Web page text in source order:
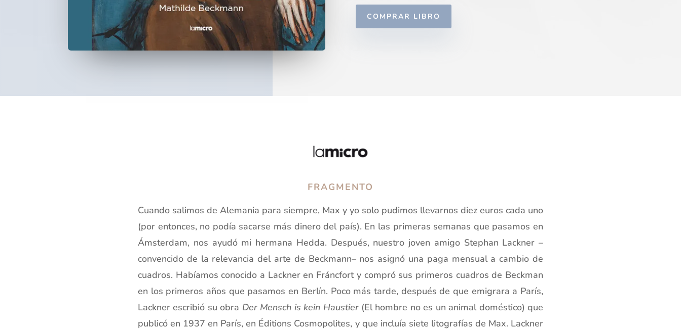
COMPRAR LIBRO
FRAGMENTO
Cuando salimos de Alemania para siempre, Max y yo solo pudimos llevarnos diez euros cada uno
(por entonces, no podía sacarse más dinero del país). En las primeras semanas que pasamos en
Ámsterdam, nos ayudó mi hermana Hedda. Después, nuestro joven amigo Stephan Lackner –
convencido de la relevancia del arte de Beckmann– nos asignó una paga mensual a cambio de
cuadros. Habíamos conocido a Lackner en Fráncfort y compró sus primeros cuadros de Beckman
en los primeros años que pasamos en Berlín. Poco más tarde, después de que emigrara a París,
Lackner escribió su obra Der Mensch is kein Haustier(El hombre no es un animal doméstico) que
publicó en 1937 en París, en Éditions Cosmopolites, y que incluía siete litografías de Max. Lackner